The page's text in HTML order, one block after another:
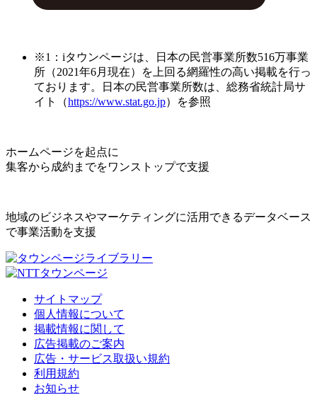
※1：iタウンページは、日本の民営事業所数516万事業
所（2021年6月現在）を上回る網羅性の高い掲載を行っ
ております。日本の民営事業所数は、総務省統計局サ
イト（https://www.stat.go.jp）を参照
ホームページを起点に
集客から成約までをワンストップで支援
地域のビジネスやマーケティングに活用できるデータベース
で事業活動を支援
サイトマップ
個人情報について
掲載情報に関して
広告掲載のご案内
広告・サービス取扱い規約
利用規約
お知らせ